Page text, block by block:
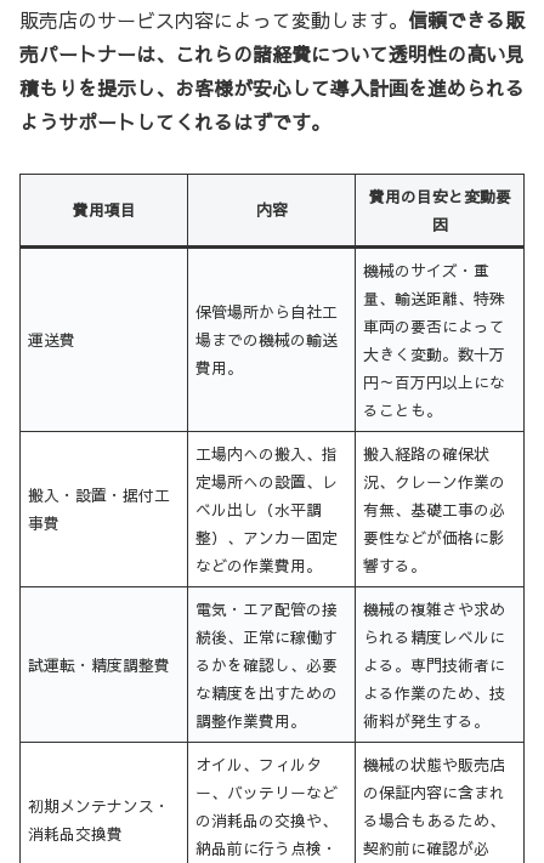
販売店のサービス内容によって変動します。 信頼できる販
売パートナーは、これらの諸経費について透明性の高い見
積もりを提示し、お客様が安心して導入計画を進められる
ようサポートしてくれるはずです。
費用項目 内容
費用の目安と変動要
因
運送費
保管場所から自社工
場までの機械の輸送
費用。
機械のサイズ・重
量、輸送距離、特殊
車両の要否によって
大きく変動。数十万
円～百万円以上にな
ることも。
搬入・設置・据付工
事費
工場内への搬入、指
定場所への設置、レ
ベル出し（水平調
整）、アンカー固定
などの作業費用。
搬入経路の確保状
況、クレーン作業の
有無、基礎工事の必
要性などが価格に影
響する。
試運転・精度調整費
電気・エア配管の接
続後、正常に稼働す
るかを確認し、必要
な精度を出すための
調整作業費用。
機械の複雑さや求め
られる精度レベルに
よる。専門技術者に
よる作業のため、技
術料が発生する。
初期メンテナンス・
消耗品交換費
オイル、フィルタ
ー、バッテリーなど
の消耗品の交換や、
納品前に行う点検・
機械の状態や販売店
の保証内容に含まれ
る場合もあるため、
契約前に確認が必